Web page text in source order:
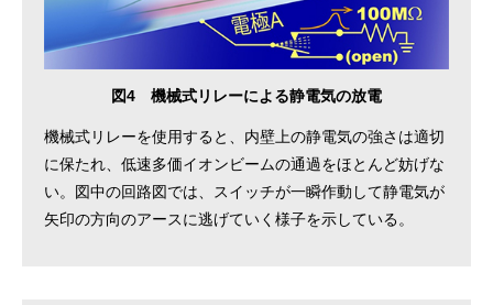
図4 機械式リレーによる静電気の放電
機械式リレーを使用すると、内壁上の静電気の強さは適切
に保たれ、低速多価イオンビームの通過をほとんど妨げな
い。図中の回路図では、スイッチが一瞬作動して静電気が
矢印の方向のアースに逃げていく様子を示している。